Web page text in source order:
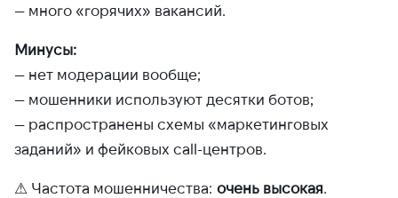
— много «горячих» вакансий.
Минусы:
— нет модерации вообще;
— мошенники используют десятки ботов;
— распространены схемы «маркетинговых
заданий» и фейковых call-центров.
⚠ Частота мошенничества: очень высокая.